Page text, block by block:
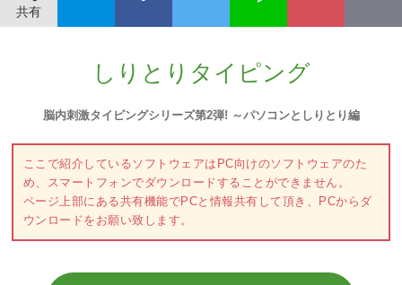
共有
しりとりタイピング
脳内刺激タイピングシリーズ第2弾! ～パソコンとしりとり編
ここで紹介しているソフトウェアはPC向けのソフトウェアのた
め、スマートフォンでダウンロードすることができません。
ページ上部にある共有機能でPCと情報共有して頂き、PCからダ
ウンロードをお願い致します。